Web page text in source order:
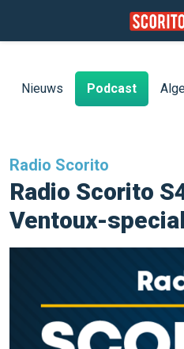
Nieuws Podcast
Radio Scorito
Radio Scorito
Ventoux-special